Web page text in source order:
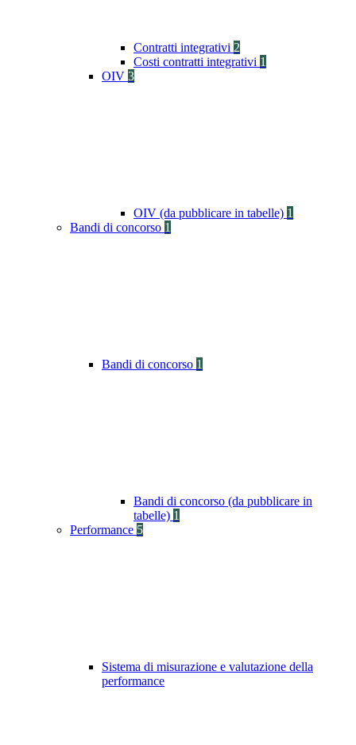
Contratti integrativi 2
Costi contratti integrativi 1
OIV 3
OIV (da pubblicare in tabelle) 1
Bandi di concorso 1
Bandi di concorso 1
Bandi di concorso (da pubblicare in
tabelle) 1
Performance 5
Sistema di misurazione e valutazione della
performance